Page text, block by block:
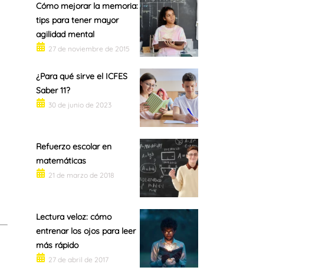
Cómo mejorar la memoria:
tips para tener mayor
agilidad mental
27 de noviembre de 2015
¿Para qué sirve el ICFES
Saber 11?
30 de junio de 2023
Refuerzo escolar en
matemáticas
21 de marzo de 2018
Lectura veloz: cómo
entrenar los ojos para leer
más rápido
27 de abril de 2017